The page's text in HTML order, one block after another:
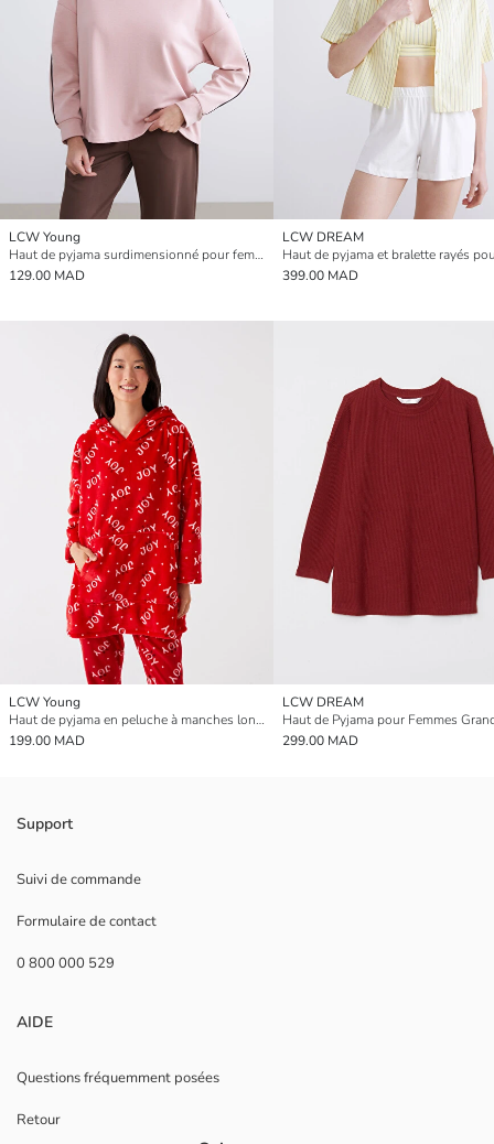
LCW Young
Haut de pyjama surdimensionné pour femmes à col rond
129.00 MAD
LCW DREAM
399.00 MAD
LCW Young
Haut de pyjama en peluche à manches longues à thème de Noël à capuche pour Femmes
199.00 MAD
LCW DREAM
299.00 MAD
Support
Suivi de commande
Formulaire de contact
0 800 000 529
AIDE
Questions fréquemment posées
Retour